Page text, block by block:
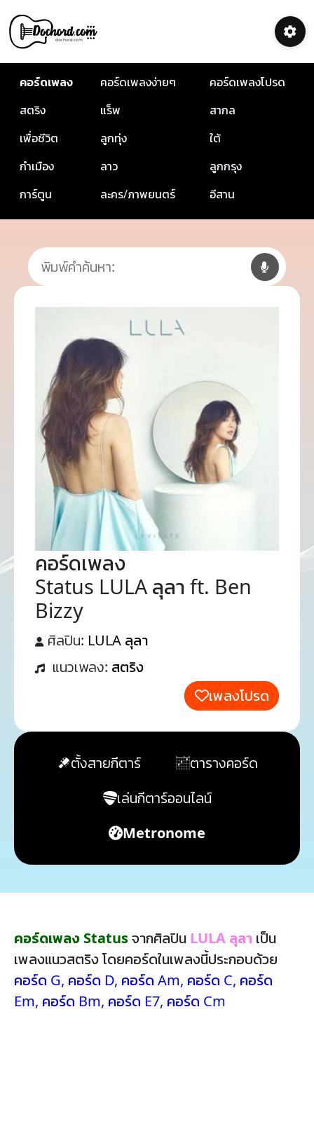
คอร์ดเพลง คอร์ดเพลงง่ายๆ
คอร์ดเพลงโปรด
สตริง
แร็พ
สากล
เพื่อชีวิต
ลูกทุ่ง
ใต้
กำเมือง
ลาว
ลูกกรุง
การ์ตูน
ละคร/ภาพยนตร์ อีสาน
คอร์ดเพลง
Status LULA ลุลา ft. Ben
Bizzy
ศิลปิน: LULA ลุลา
แนวเพลง: สตริง
เพลงโปรด
ตั้งสายกีตาร์
ตารางคอร์ด
เล่นกีตาร์ออนไลน์
Metronome
คอร์ดเพลง Statusจากศิลปิน LULA ลุลา เป็น
เพลงแนวสตริง โดยคอร์ดในเพลงนี้ประกอบด้วย
คอร์ด G, คอร์ด D, คอร์ด Am, คอร์ด C, คอร์ด
Em, คอร์ด Bm, คอร์ด E7, คอร์ด Cm